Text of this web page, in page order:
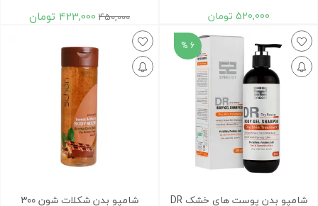
520,000 تومان 450,000
423,000 تومان
6 %
شامپو بدن پوست های خشک DR
شامپو بدن شکلات شون ۳۰۰